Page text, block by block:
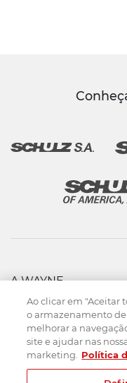
A WAYNE
PRODUTOS
FORÇA DE VENDAS
ASSISTÊNCIA
DOWNLOADS
CONTATO
Ao clicar em "Aceitar
o armazenamento
melhorar a
site e ajudar nas
marketing.
Política